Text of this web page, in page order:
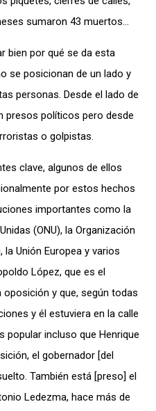
sumaron 43 muertos…
bien por qué se da esta
se posicionan de un lado y
personas. Desde el lado de
presos políticos pero desde
o golpistas.
clave, algunos de ellos
por estos hechos
importantes como la
(ONU), la Organización
Unión Europea y varios
López, que es el
y que, según todas
y él estuviera en la calle
popular incluso que Henrique
el gobernador [del
También está [preso] el
Ledezma, hace más de